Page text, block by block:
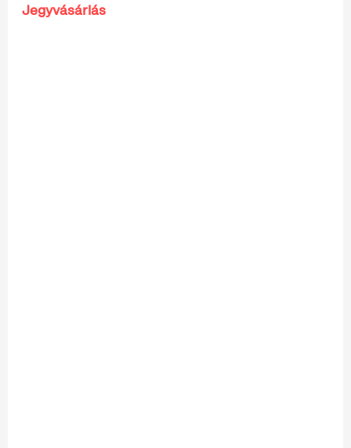
Jegyvásárlás